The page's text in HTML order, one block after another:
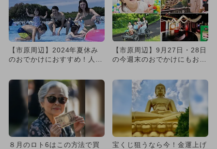
【市原周辺】2024年夏休み
のおでかけにおすすめ！人気
【市原周辺】9月27日・28日
の今週末のおでかけにもおす
８月のロト6はこの方法で買
宝くじ狙うなら今！金運上げ